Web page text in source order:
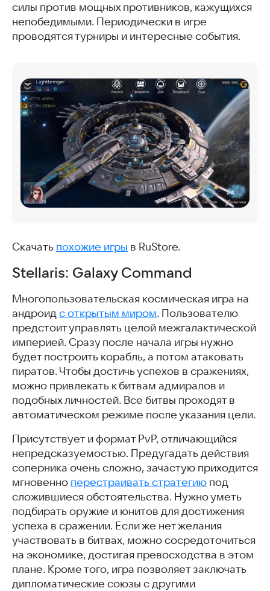
силы против мощных противников, кажущихся
непобедимыми. Периодически в игре
проводятся турниры и интересные события.
Скачать похожие игры в RuStore.
Stellaris: Galaxy Command
Многопользовательская космическая игра на
андроид с открытым миром. Пользователю
предстоит управлять целой межгалактической
империей. Сразу после начала игры нужно
будет построить корабль, а потом атаковать
пиратов. Чтобы достичь успехов в сражениях,
можно привлекать к битвам адмиралов и
подобных личностей. Все битвы проходят в
автоматическом режиме после указания цели.
Присутствует и формат PvP, отличающийся
непредсказуемостью. Предугадать действия
соперника очень сложно, зачастую приходится
мгновенно перестраивать стратегию под
сложившиеся обстоятельства. Нужно уметь
подбирать оружие и юнитов для достижения
успеха в сражении. Если же нет желания
участвовать в битвах, можно сосредоточиться
на экономике, достигая превосходства в этом
плане. Кроме того, игра позволяет заключать
дипломатические союзы с другими